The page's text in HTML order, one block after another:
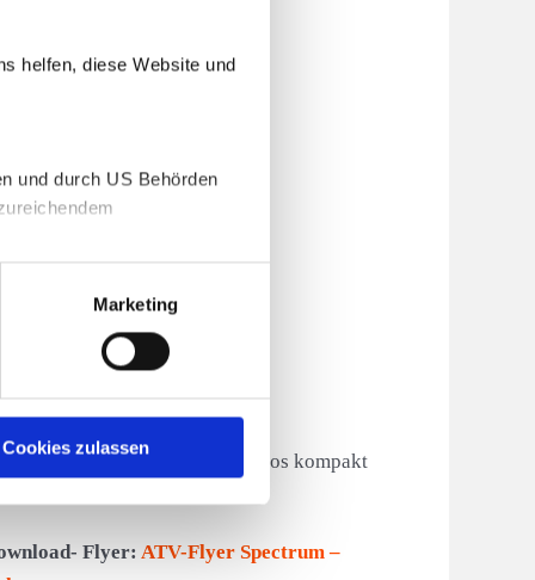
helfen, diese Website und
und durch US Behörden
Marketing
Cookies zulassen
– Fr. 8:30 Uhr – 16:15 Uhr
089 54 70 340
seminare.de
finden Sie alle relevanten Infos kompakt
Flyer: ATV-Flyer Spectrum –